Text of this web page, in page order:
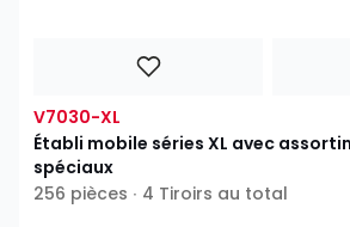
V7030-XL
Établi mobile séries XL avec
spéciaux
256 pièces ∙ 4 Tiroirs au total